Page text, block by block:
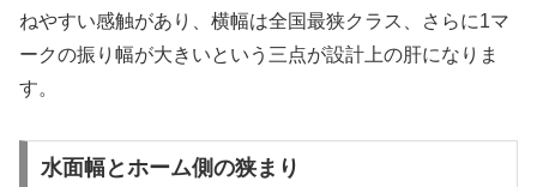
ねやすい感触があり、横幅は全国最狭クラス、さらに1マ
ークの振り幅が大きいという三点が設計上の肝になりま
す。
水面幅とホーム側の狭まり